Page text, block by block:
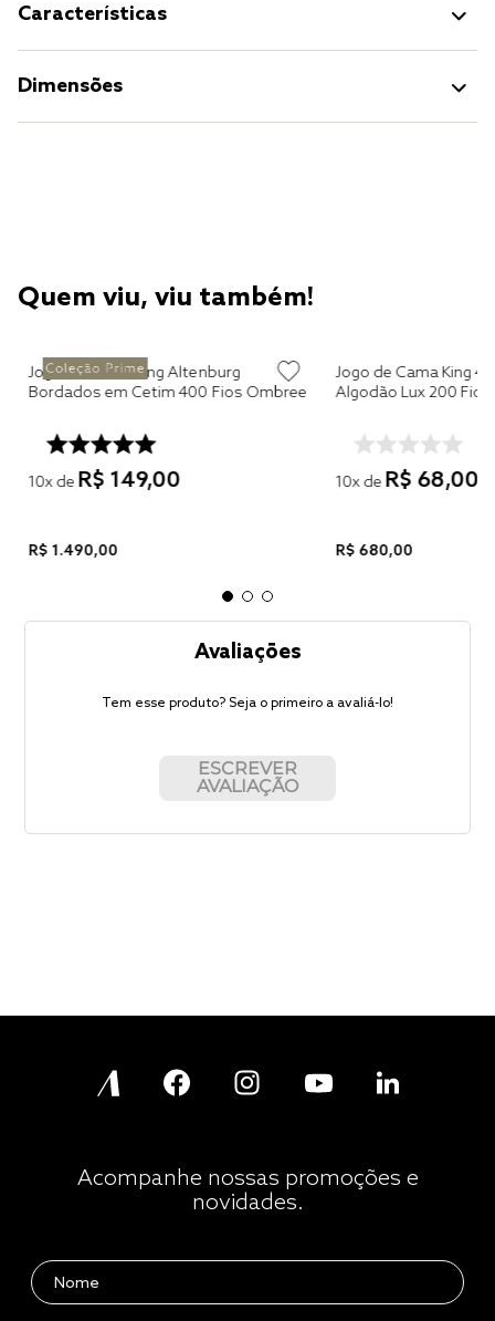
Características
Dimensões
Quem viu, viu também!
Jogo de Cama King Altenburg
Bordados em Cetim 400 Fios Ombree
10x de R$ 149,00
R$ 1.490,00
Jogo de Cama King 4
Algodão Lux 200
10x de R$ 68,00
R$ 680,00
Avaliações
Tem esse produto? Seja o primeiro a avaliá-lo!
ESCREVER
AVALIAÇÃO
Acompanhe nossas promoções e
novidades.